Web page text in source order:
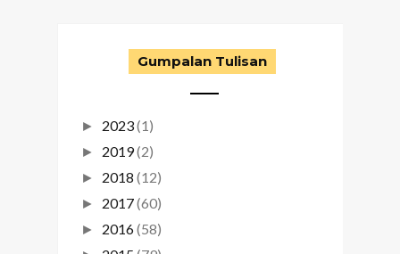
Gumpalan Tulisan
► 2023(1)
► 2019(2)
► 2018 (12)
► 2017(60)
► 2016(58)